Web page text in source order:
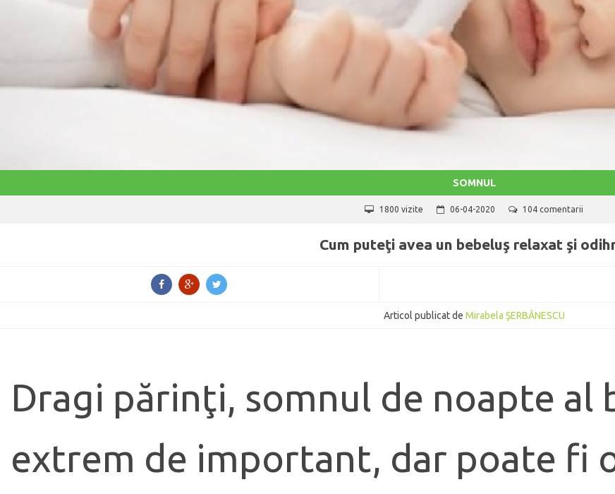
SOMNUL
1800 vizite 06-04-2020 104 comentarii
Cum puteţi avea un bebeluş relaxat şi
Articol publicat de Mirabela ŞERBĂNESCU
Dragi părinţi, somnul de noapte al
extrem de important, dar poate fi